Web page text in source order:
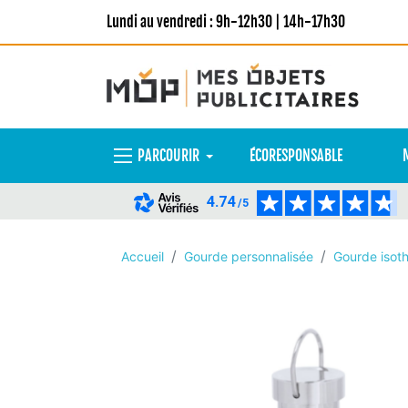
Lundi au vendredi : 9h-12h30 | 14h-17h30
PARCOURIR ÉCORESPONSABLE
4.74/5
Accueil Gourde personnalisée Gourde